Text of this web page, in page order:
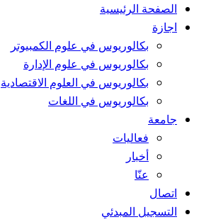
الصفحة الرئيسية
اجازة
بكالوريوس في علوم الكمبيوتر
بكالوريوس في علوم الإدارة
بكالوريوس في العلوم الاقتصادية
بكالوريوس في اللغات
جامعة
فعاليات
أخبار
عنّا
اتصال
التسجيل المبدئي